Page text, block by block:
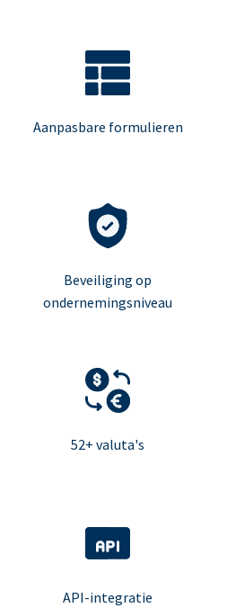
Aanpasbare formulieren
Beveiliging op
ondernemingsniveau
52+ valuta's
API-integratie